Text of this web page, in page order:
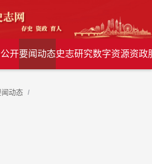
开要闻动态史志研究数字资源资政
闻动态 /